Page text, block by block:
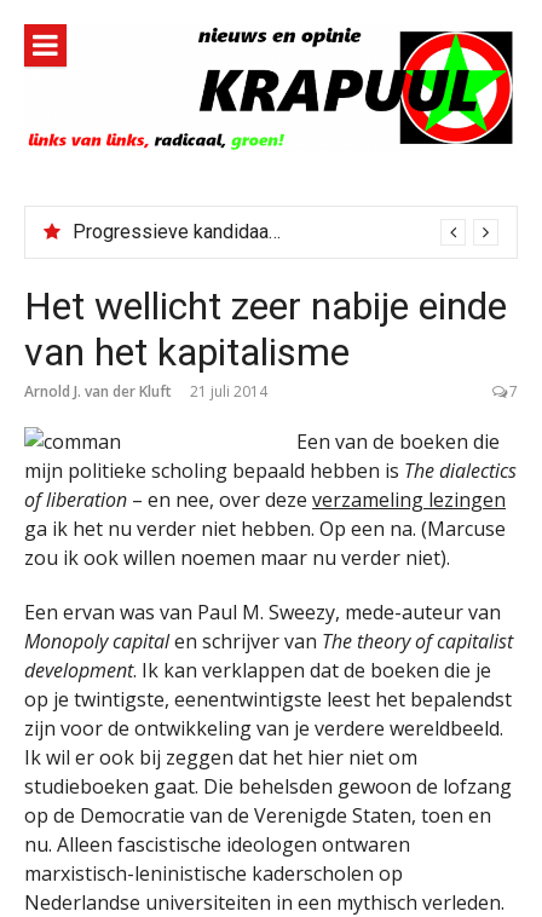
inhoud
Progressieve kandidaat El-Sayed senaatskandidaat Michigan
Bestorming Ceuta gevolg van op sociale media verspreide hoax?
Het wellicht zeer nabije einde
van het kapitalisme
Arnold J. van der Kluft 21 juli 2014 7
Een van de boeken die
mijn politieke scholing bepaald hebben is The dialectics
of liberation – en nee, over deze verzameling lezingen
ga ik het nu verder niet hebben. Op een na. (Marcuse
zou ik ook willen noemen maar nu verder niet).
Een ervan was van Paul M. Sweezy, mede-auteur van
Monopoly capitalen schrijver van The theory of capitalist
development. Ik kan verklappen dat de boeken die je
op je twintigste, eenentwintigste leest het bepalendst
zijn voor de ontwikkeling van je verdere wereldbeeld.
Ik wil er ook bij zeggen dat het hier niet om
studieboeken gaat. Die behelsden gewoon de lofzang
op de Democratie van de Verenigde Staten, toen en
nu. Alleen fascistische ideologen ontwaren
marxistisch-leninistische kaderscholen op
Nederlandse universiteiten in een mythisch verleden.